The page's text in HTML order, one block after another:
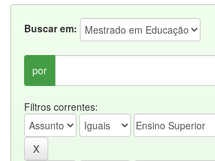
Buscar em:
por
Filtros correntes: